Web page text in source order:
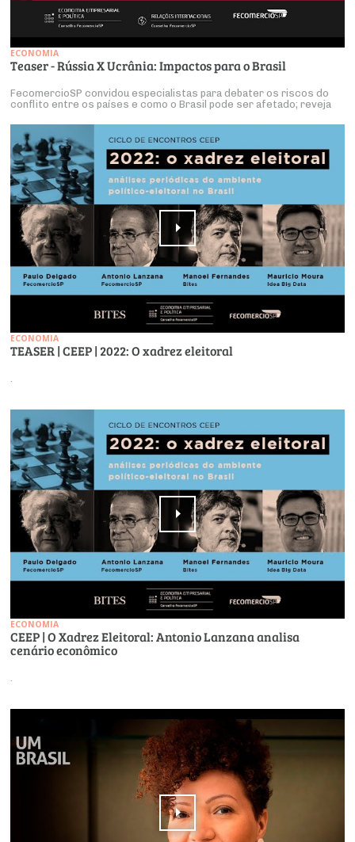
ECONOMIA
Teaser - Rússia X Ucrânia: Impactos para o Brasil
FecomercioSP convidou especialistas para debater os riscos do
conflito entre os países e como o Brasil pode ser afetado; reveja
ECONOMIA
TEASER | CEEP | 2022: O xadrez eleitoral
.
ECONOMIA
CEEP | O Xadrez Eleitoral: Antonio Lanzana analisa
cenário econômico